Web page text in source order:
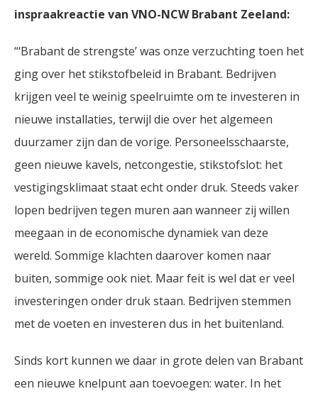
inspraakreactie van VNO-NCW Brabant Zeeland:
“‘Brabant de strengste’ was onze verzuchting toen het
ging over het stikstofbeleid in Brabant. Bedrijven
krijgen veel te weinig speelruimte om te investeren in
nieuwe installaties, terwijl die over het algemeen
duurzamer zijn dan de vorige. Personeelsschaarste,
geen nieuwe kavels, netcongestie, stikstofslot: het
vestigingsklimaat staat echt onder druk. Steeds vaker
lopen bedrijven tegen muren aan wanneer zij willen
meegaan in de economische dynamiek van deze
wereld. Sommige klachten daarover komen naar
buiten, sommige ook niet. Maar feit is wel dat er veel
investeringen onder druk staan. Bedrijven stemmen
met de voeten en investeren dus in het buitenland.
Sinds kort kunnen we daar in grote delen van Brabant
een nieuwe knelpunt aan toevoegen: water. In het